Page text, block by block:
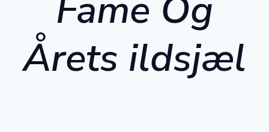
Årets ildsjæl